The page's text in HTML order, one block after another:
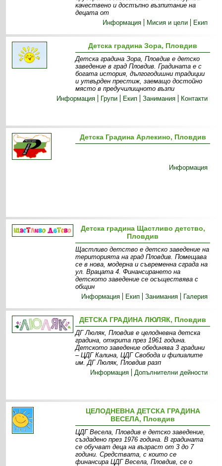
качествено и достъпно възпитание на
децата от
Информация
Мисия и цели Екип
Детска градина Зора, Пловдив
Детска градина Зора, Пловдив е детско
заведение в град Пловдив. Градината е с
богата история, дългогодишни традиции
и утвърден престиж, заемащо достойно
място в предучилищното възпи
Информация
Групи Екип Занимания Контакти
Детска Градина Арлекино, Пловдив
Информация
Детска градина Щастливо детство,
Пловдив
Щастливо детство е детско заведение на
територията на град Пловдив. Помещава
се в нова, модерна и съвременна сграда на
ул. Врацата 4. Финансирането на
детското заведение се осъществява с
общин
Информация
Екип Занимания Галерия
ДЕТСКА ГРАДИНА ЛЮЛЯК, Пловдив
ДГ Люляк, Пловдив е целодневна детска
градина, открита през 1961 година.
Детското заведение обединява 3 градини
– ЦДГ Калина, ЦДГ Свобода и филиалите
им. ДГ Люляк, Пловдив разп
Информация
Допълнителни дейности
ЦЕЛОДНЕВНА ДЕТСКА ГРАДИНА
ВЕСЕЛА, Пловдив
ЦДГ Весела, Пловдив е детско заведение,
създадено през 1976 година. В градината
се обучват деца на възраст от 3 до 7
години. Средствата, с които се
финансира ЦДГ Весела, Пловдив, се о